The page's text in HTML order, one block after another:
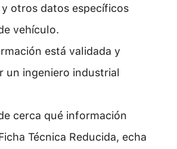
otros datos específicos
vehículo.
está validada y
un ingeniero industrial
cerca qué información
Técnica Reducida, echa